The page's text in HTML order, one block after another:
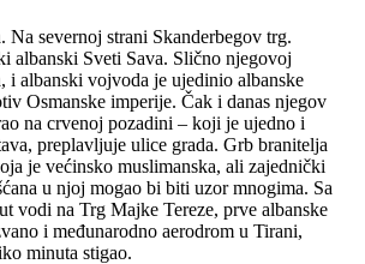
Na severnoj strani Skanderbegov trg.
albanski Sveti Sava. Slično njegovoj
i albanski vojvoda je ujedinio albanske
Osmanske imperije. Čak i danas njegov
na crvenoj pozadini – koji je ujedno i
preplavljuje ulice grada. Grb branitelja
je većinsko muslimanska, ali zajednički
u njoj mogao bi biti uzor mnogima. Sa
vodi na Trg Majke Tereze, prve albanske
i međunarodno aerodrom u Tirani,
minuta stigao.